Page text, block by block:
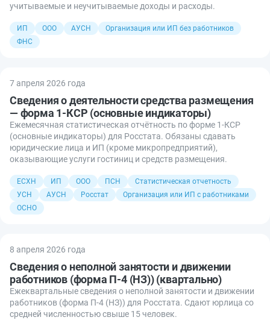
учитываемые и неучитываемые доходы и расходы.
ИП ООО АУСН
Организация или ИП без работников
ФНС
7 апреля 2026 года
Сведения о деятельности средства размещения
— форма 1-КСР (основные индикаторы)
Ежемесячная статистическая отчётность по форме 1-КСР
(основные индикаторы) для Росстата. Обязаны сдавать
юридические лица и ИП (кроме микропредприятий),
оказывающие услуги гостиниц и средств размещения.
ЕСХН ИП ООО ПСН
Статистическая отчетность
УСН
АУСН Росстат
Организация или ИП с работниками
ОСНО
8 апреля 2026 года
Сведения о неполной занятости и движении
работников (форма П-4 (НЗ)) (квартально)
Ежеквартальные сведения о неполной занятости и движении
работников (форма П-4 (НЗ)) для Росстата. Сдают юрлица со
средней численностью свыше 15 человек.